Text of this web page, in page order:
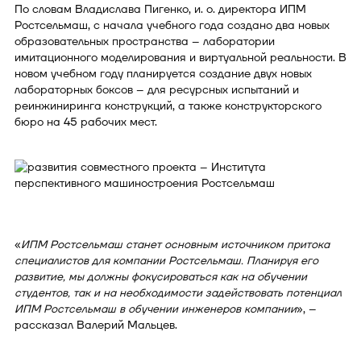
По словам Владислава Пигенко, и. о. директора ИПМ
Ростсельмаш, с начала учебного года создано два новых
образовательных пространства – лаборатории
имитационного моделирования и виртуальной реальности. В
новом учебном году планируется создание двух новых
лабораторных боксов – для ресурсных испытаний и
реинжиниринга конструкций, а также конструкторского
бюро на 45 рабочих мест.
«ИПМ Ростсельмаш станет основным источником притока
специалистов для компании Ростсельмаш. Планируя его
развитие, мы должны фокусироваться как на обучении
студентов, так и на необходимости задействовать потенциал
ИПМ Ростсельмаш в обучении инженеров компании», –
рассказал Валерий Мальцев.